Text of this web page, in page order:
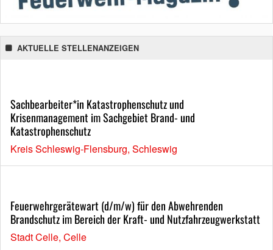
AKTUELLE STELLENANZEIGEN
Sachbearbeiter*in Katastrophenschutz und
Krisenmanagement im Sachgebiet Brand- und
Katastrophenschutz
Kreis Schleswig-Flensburg, Schleswig
Feuerwehrgerätewart (d/m/w) für den Abwehrenden
Brandschutz im Bereich der Kraft- und Nutzfahrzeugwerkstatt
Stadt Celle, Celle